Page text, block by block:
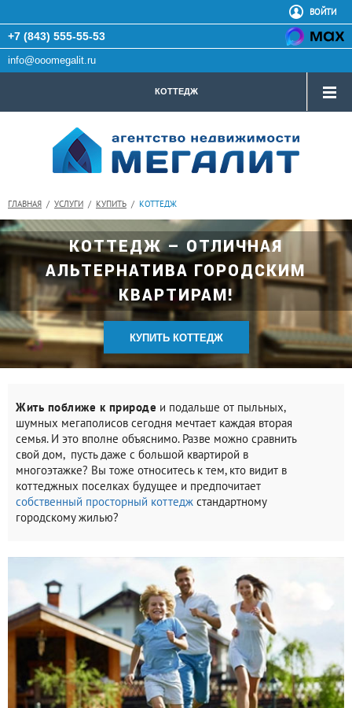
ВОЙТИ
+7 (843) 555-55-53
info@ooomegalit.ru
КОТТЕДЖ
ГЛАВНАЯ / УСЛУГИ / КУПИТЬ / КОТТЕДЖ
КОТТЕДЖ – ОТЛИЧНАЯ
АЛЬТЕРНАТИВА ГОРОДСКИМ
КВАРТИРАМ!
КУПИТЬ КОТТЕДЖ
Жить поближе к природе и подальше от пыльных,
шумных мегаполисов сегодня мечтает каждая вторая
семья. И это вполне объяснимо. Разве можно сравнить
свой дом, пусть даже с большой квартирой в
многоэтажке? Вы тоже относитесь к тем, кто видит в
коттеджных поселках будущее и предпочитает
собственный просторный коттедж стандартному
городскому жилью?